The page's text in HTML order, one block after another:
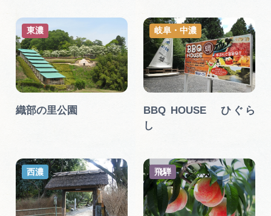
運営組織
広告掲載
サイトポリシー
織部の里公園
東濃
BBQ HOUSE ひぐら
し
岐阜・中濃
西濃 飛騨